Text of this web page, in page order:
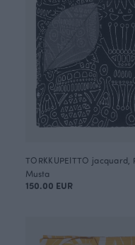
Musta
150.00 EUR